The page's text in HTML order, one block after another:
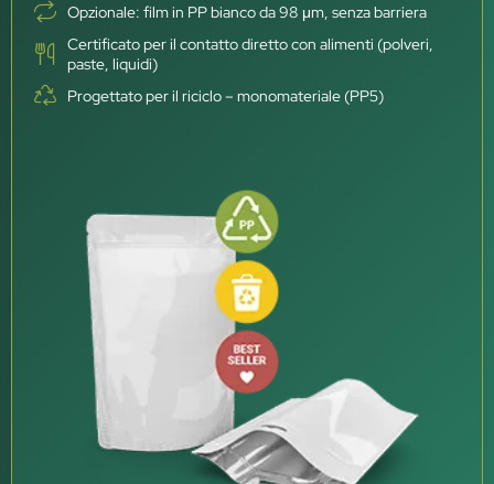
Opzionale: film in PP bianco da 98 μm, senza barriera
Certificato per il contatto diretto con alimenti (polveri,
paste, liquidi)
Progettato per il riciclo – monomateriale (PP5)